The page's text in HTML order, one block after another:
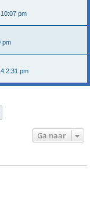
pm
pm
2:31 pm
Ga naar